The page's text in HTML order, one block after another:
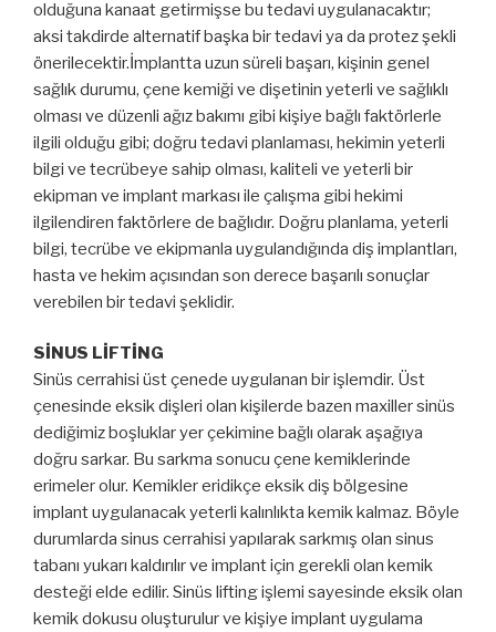
olduğuna kanaat getirmişse bu tedavi uygulanacaktır;
aksi takdirde alternatif başka bir tedavi ya da protez şekli
önerilecektir.İmplantta uzun süreli başarı, kişinin genel
sağlık durumu, çene kemiği ve dişetinin yeterli ve sağlıklı
olması ve düzenli ağız bakımı gibi kişiye bağlı faktörlerle
ilgili olduğu gibi; doğru tedavi planlaması, hekimin yeterli
bilgi ve tecrübeye sahip olması, kaliteli ve yeterli bir
ekipman ve implant markası ile çalışma gibi hekimi
ilgilendiren faktörlere de bağlıdır. Doğru planlama, yeterli
bilgi, tecrübe ve ekipmanla uygulandığında diş implantları,
hasta ve hekim açısından son derece başarılı sonuçlar
verebilen bir tedavi şeklidir.
SİNUS LİFTİNG
Sinüs cerrahisi üst çenede uygulanan bir işlemdir. Üst
çenesinde eksik dişleri olan kişilerde bazen maxiller sinüs
dediğimiz boşluklar yer çekimine bağlı olarak aşağıya
doğru sarkar. Bu sarkma sonucu çene kemiklerinde
erimeler olur. Kemikler eridikçe eksik diş bölgesine
implant uygulanacak yeterli kalınlıkta kemik kalmaz. Böyle
durumlarda sinus cerrahisi yapılarak sarkmış olan sinus
tabanı yukarı kaldırılır ve implant için gerekli olan kemik
desteği elde edilir. Sinüs lifting işlemi sayesinde eksik olan
kemik dokusu oluşturulur ve kişiye implant uygulama